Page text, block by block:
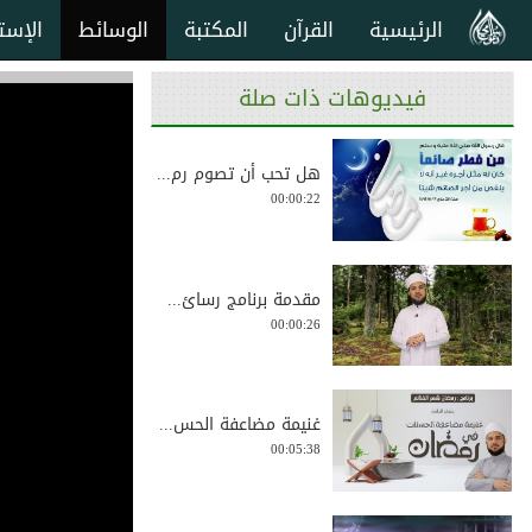
الوسائط المكتبة القرآن الرئيسية
فيديوهات ذات صلة
هل تحب أن تصوم رم...
00:00:22
مقدمة برنامج رسائ...
00:00:26
غنيمة مضاعفة الحس...
00:05:38